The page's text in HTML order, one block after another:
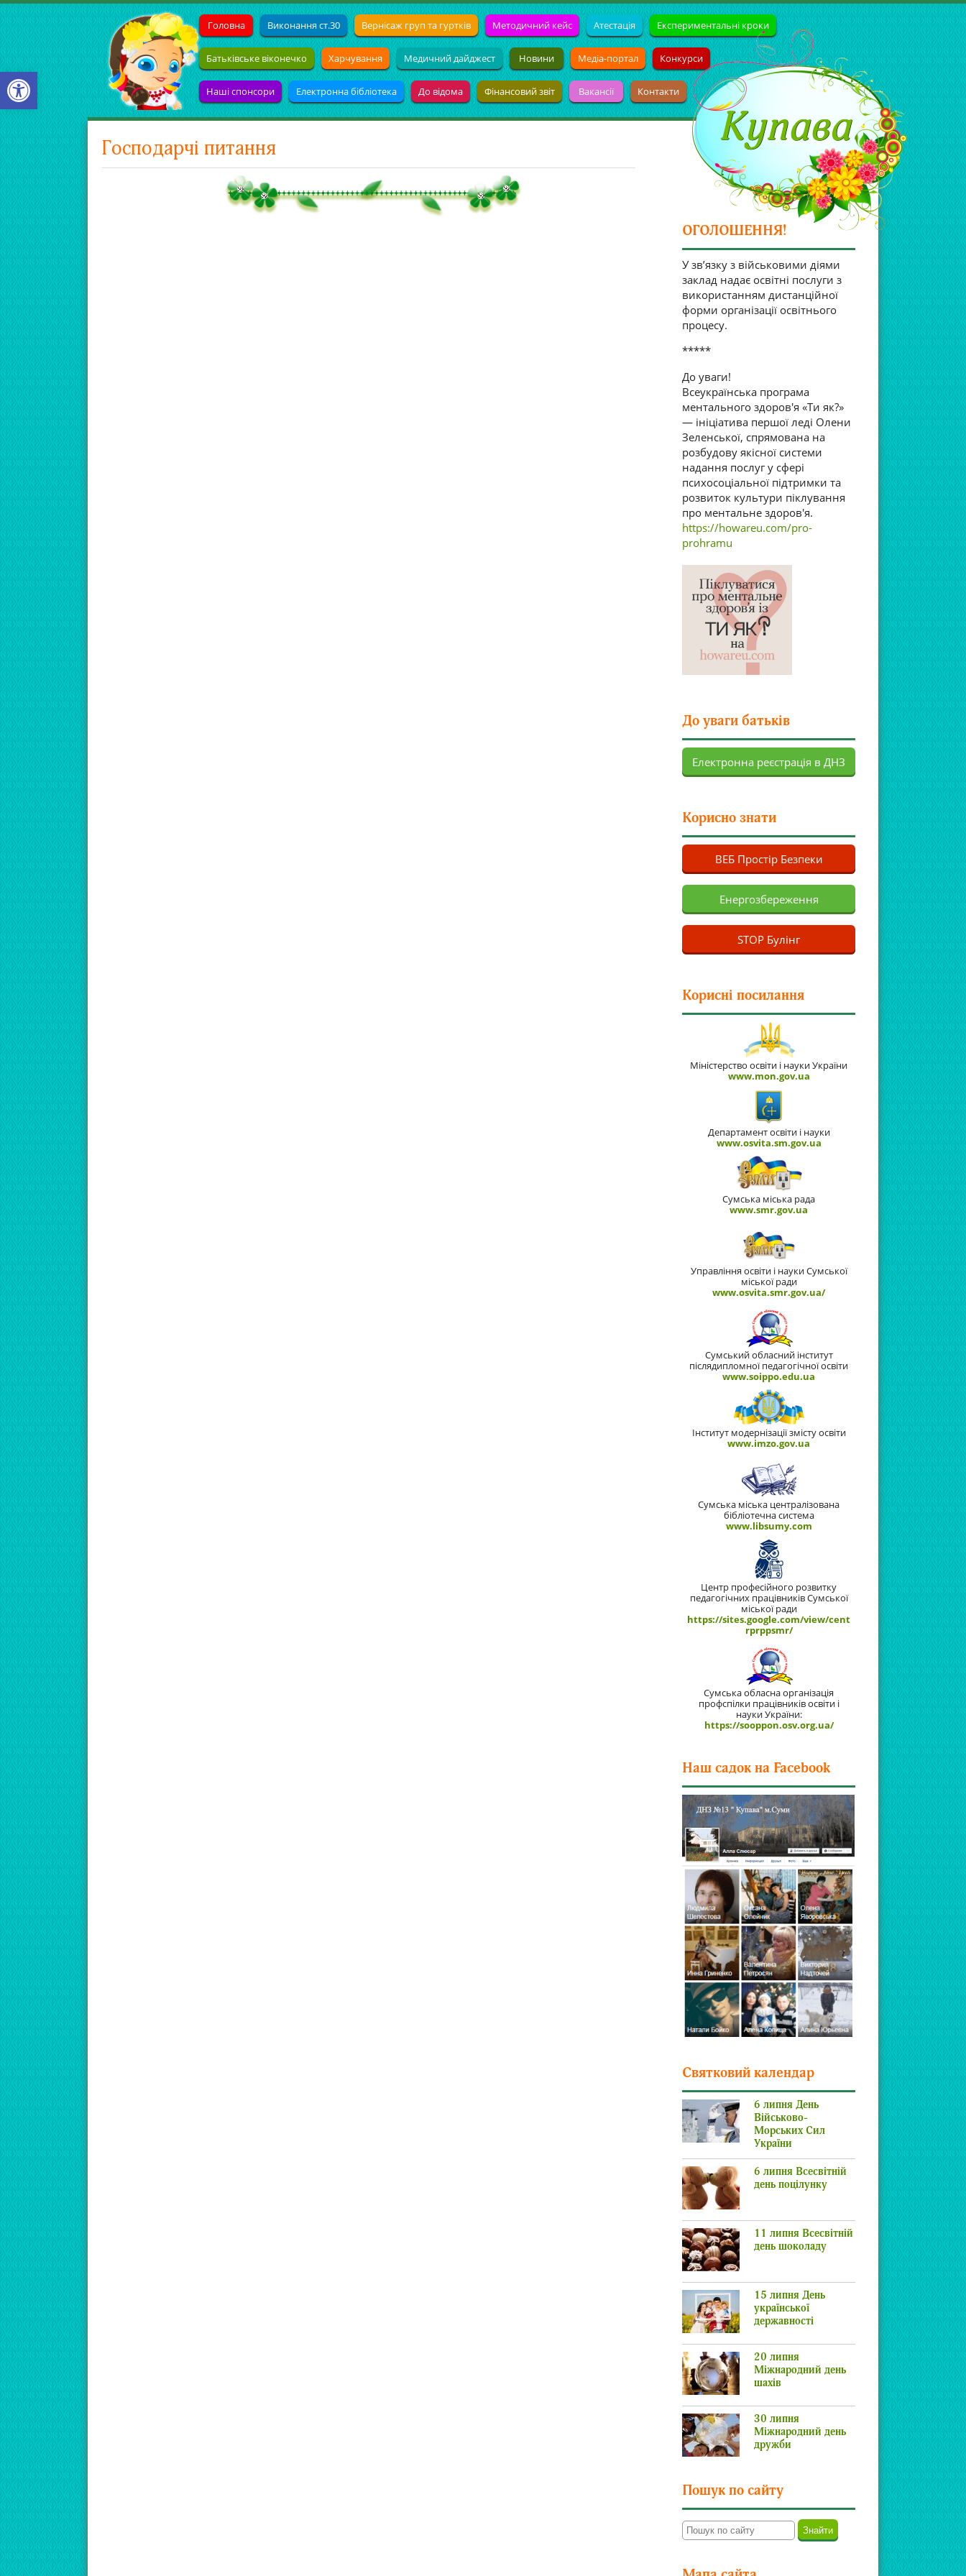
Open toolbar
Головна Виконання ст.30 Вернісаж груп та гуртків Методичний кейс Атестація Експериментальні кроки
Батьківське віконечко Харчування Медичний дайджест Новини Медіа-портал Конкурси
Наші спонсори Електронна бібліотека До відома Фінансовий звіт Вакансії Контакти
Господарчі питання
ОГОЛОШЕННЯ!
У зв’язку з військовими діями
заклад надає освітні послуги з
використанням дистанційної
форми організації освітнього
процесу.
*****
До уваги!
Всеукраїнська програма
ментального здоров'я «Ти як?»
— ініціатива першої леді Олени
Зеленської, спрямована на
розбудову якісної системи
надання послуг у сфері
психосоціальної підтримки та
розвиток культури піклування
про ментальне здоров'я.
https://howareu.com/pro-
prohramu
До уваги батьків
Електронна реєстрація в ДНЗ
Корисно знати
ВЕБ Простір Безпеки
Енергозбереження
STOP Булінг
Корисні посилання
Міністерство освіти і науки України
www.mon.gov.ua
Департамент освіти і науки
www.osvita.sm.gov.ua
Сумська міська рада
www.smr.gov.ua
Управління освіти і науки Сумської
міської ради
www.osvita.smr.gov.ua/
Сумський обласний інститут
післядипломної педагогічної освіти
www.soippo.edu.ua
Інститут модернізації змісту освіти
www.imzo.gov.ua
Сумська міська централізована
бібліотечна система
www.libsumy.com
Центр професійного розвитку
педагогічних працівників Сумської
міської ради
https://sites.google.com/view/cent
rprppsmr/
Сумська обласна організація
профспілки працівників освіти і
науки України:
https://sooppon.osv.org.ua/
Наш садок на Facebook
Святковий календар
6 липня День
Військово-
Морських Сил
України
6 липня Всесвітній
день поцілунку
11 липня Всесвітній
день шоколаду
15 липня День
української
державності
20 липня
Міжнародний день
шахів
30 липня
Міжнародний день
дружби
Пошук по сайту